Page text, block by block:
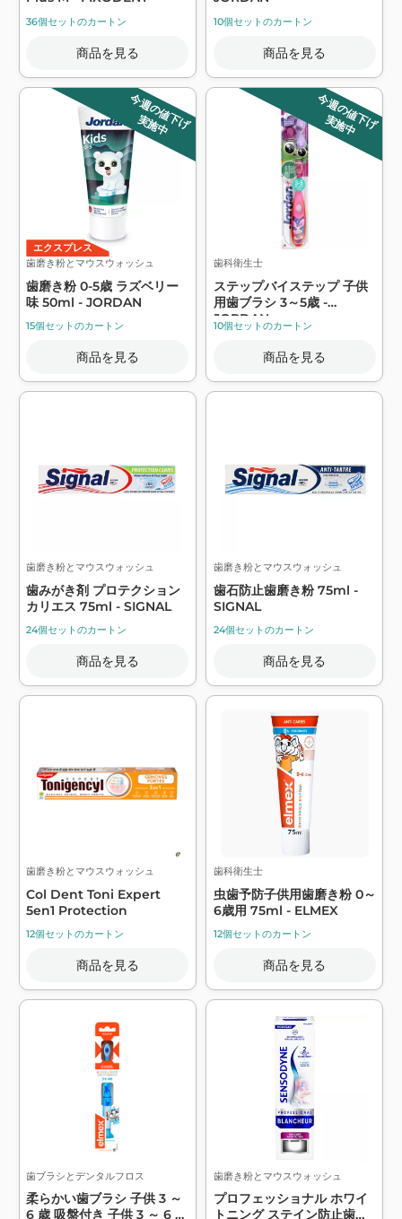
36個セットのカートン
商品を見る
10個セットのカートン
商品を見る
今週の値下げ
実施中
エクスプレス
歯磨き粉とマウスウォッシュ
歯磨き粉 0-5歳 ラズベリー
味 50ml - JORDAN
15個セットのカートン
商品を見る
今週の値下げ
実施中
歯科衛生士
ステップバイステップ 子供
用歯ブラシ 3～5歳 -
JORDAN
10個セットのカートン
商品を見る
歯磨き粉とマウスウォッシュ
歯みがき剤 プロテクション
カリエス 75ml - SIGNAL
24個セットのカートン
商品を見る
歯磨き粉とマウスウォッシュ
歯石防止歯磨き粉 75ml -
SIGNAL
24個セットのカートン
商品を見る
歯磨き粉とマウスウォッシュ
Col Dent Toni Expert
5en1 Protection
12個セットのカートン
商品を見る
歯科衛生士
虫歯予防子供用歯磨き粉 0～
6歳用 75ml - ELMEX
12個セットのカートン
商品を見る
歯ブラシとデンタルフロス
柔らかい歯ブラシ 子供 3 ～
6 歳 吸盤付き 子供 3 ～ 6 歳
歯磨き粉とマウスウォッシュ
プロフェッショナル ホワイ
トニング ステイン防止歯磨